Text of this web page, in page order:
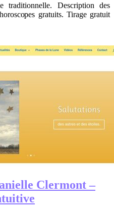
traditionnelle. Description des
gratuits. Tirage gratuit
Clermont –